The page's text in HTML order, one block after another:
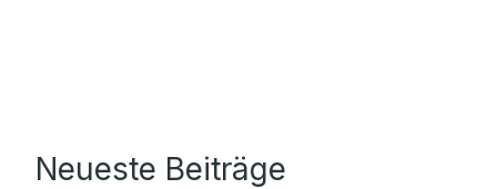
Neueste Beiträge